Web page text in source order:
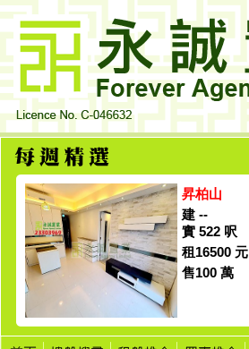
昇柏山
建 --
實 522 呎
租16500 元
售100 萬